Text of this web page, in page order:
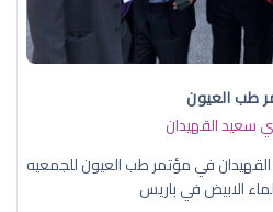
طب العيون
سعيد القهيدان
في مؤتمر طب العيون للجمعيه
الابيض في باريس